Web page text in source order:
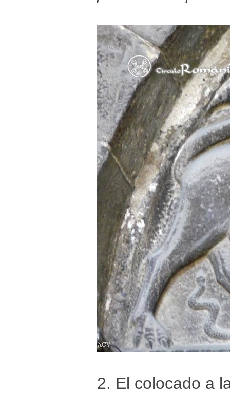
2. El colocado a